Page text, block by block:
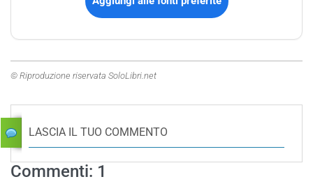
© Riproduzione riservata SoloLibri.net
LASCIA IL TUO COMMENTO
Commenti: 1